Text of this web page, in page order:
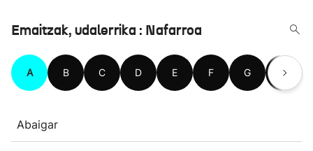
Emaitzak, udalerrika : Nafarroa
A B C D E F G H
Abaigar